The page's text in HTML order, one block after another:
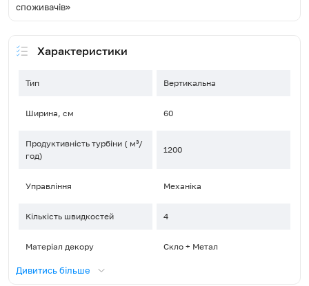
споживачів»
Характеристики
Тип Вертикальна
Ширина, см 60
Продуктивність турбіни ( м³/
год)
1200
Управління Механіка
Кількість швидкостей 4
Матеріал декору Скло + Метал
Тип освітлення
Дивитись більше